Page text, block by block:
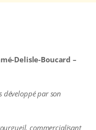
Delisle-Boucard –
développé par son
commercialisant